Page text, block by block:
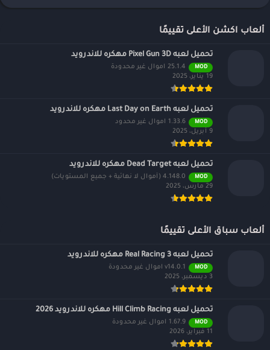
ألعاب اكشن الأعلى تقييمًا
تحميل لعبه Pixel Gun 3D مهكره للاندرويد
MOD
25.1.4 اموال غير محدودة
19 يناير، 2025
تحميل لعبه Last Day on Earth مهكره للاندرويد
MOD
1.33.6 اموال غير محدود
9 أبريل، 2025
تحميل لعبه Dead Target مهكره للاندرويد
MOD
4.148.0 (أموال لا نهائية + جميع المستويات)
29 مارس، 2025
ألعاب سباق الأعلى تقييمًا
تحميل لعبه Real Racing 3 مهكره للاندرويد
MOD
v14.0.1 اموال غير محدودة
3 ديسمبر، 2025
تحميل لعبه Hill Climb Racing مهكره للاندرويد 2026
MOD
1.67.9 اموال غير محدودة
11 فبراير، 2026